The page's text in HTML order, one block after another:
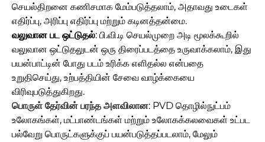
செயல்திறனை கணிசமாக மேம்படுத்தலாம், அதாவது உடைகள்
எதிர்ப்பு, அரிப்பு எதிர்ப்பு மற்றும் கடினத்தன்மை.
வலுவான பட ஒட்டுதல்: பி.வி.டி செயல்முறை அடி மூலக்கூறில்
வலுவான ஒட்டுதலுடன் ஒரு திரைப்படத்தை உருவாக்கலாம், இது
பயன்பாட்டின் போது படம் உரிக்க எளிதல்ல என்பதை
உறுதிசெய்து, உற்பத்தியின் சேவை வாழ்க்கையை
விரிவுபடுத்துகிறது.
பொருள் தேர்வின் பரந்த அளவிலான: PVD தொழில்நுட்பம்
உலோகங்கள், மட்பாண்டங்கள் மற்றும் உலோகக்கலவைகள் உட்பட
பல்வேறு பொருட்களுக்குப் பயன்படுத்தப்படலாம், மேலும்